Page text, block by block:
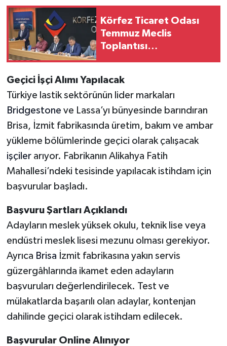
Körfez Ticaret Odası
Temmuz Meclis
Toplantısı
Geçici İşçi Alımı Yapılacak
Türkiye lastik sektörünün lider markaları
Bridgestone ve Lassa’yı bünyesinde barındıran
Brisa, İzmit fabrikasında üretim, bakım ve ambar
yükleme bölümlerinde geçici olarak çalışacak
işçiler arıyor. Fabrikanın Alikahya Fatih
Mahallesi’ndeki tesisinde yapılacak istihdam için
başvurular başladı.
Başvuru Şartları Açıklandı
Adayların meslek yüksek okulu, teknik lise veya
endüstri meslek lisesi mezunu olması gerekiyor.
Ayrıca Brisa İzmit fabrikasına yakın servis
güzergâhlarında ikamet eden adayların
başvuruları değerlendirilecek. Test ve
mülakatlarda başarılı olan adaylar, kontenjan
dahilinde geçici olarak istihdam edilecek.
Başvurular Online Alınıyor